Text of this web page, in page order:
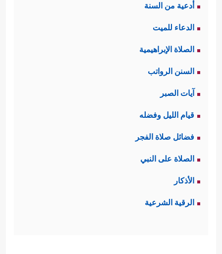
أدعية من السنة
الدعاء للميت
الصلاة الإبراهيمية
السنن الرواتب
آيات الصبر
قيام الليل وفضله
فضائل صلاة الفجر
الصلاة على النبي
الأذكار
الرقية الشرعية